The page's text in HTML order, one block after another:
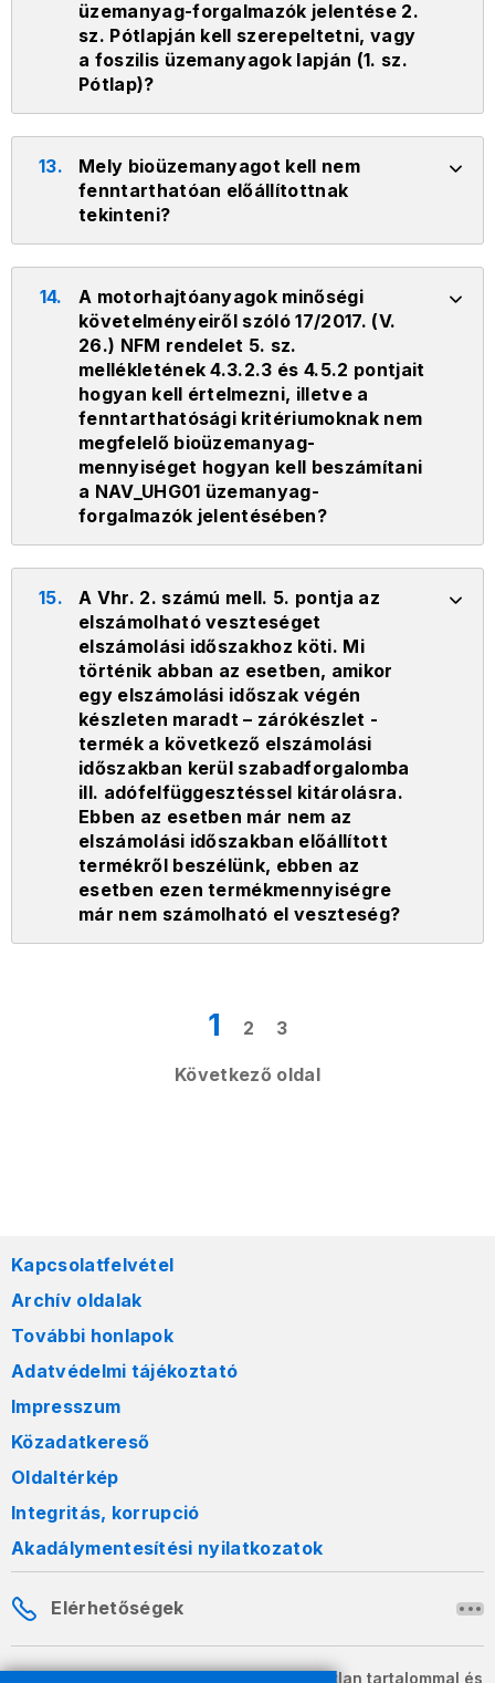
üzemanyag-forgalmazók jelentése 2.
sz. Pótlapján kell szerepeltetni, vagy
a foszilis üzemanyagok lapján (1. sz.
Pótlap)?
13.
Mely bioüzemanyagot kell nem
fenntarthatóan előállítottnak
tekinteni?
14.
A motorhajtóanyagok minőségi
követelményeiről szóló 17/2017. (V.
26.) NFM rendelet 5. sz.
mellékletének 4.3.2.3 és 4.5.2 pontjait
hogyan kell értelmezni, illetve a
fenntarthatósági kritériumoknak nem
megfelelő bioüzemanyag-
mennyiséget hogyan kell beszámítani
a NAV_UHG01 üzemanyag-
forgalmazók jelentésében?
15.
A Vhr. 2. számú mell. 5. pontja az
elszámolható veszteséget
elszámolási időszakhoz köti. Mi
történik abban az esetben, amikor
egy elszámolási időszak végén
készleten maradt – zárókészlet -
termék a következő elszámolási
időszakban kerül szabadforgalomba
ill. adófelfüggesztéssel kitárolásra.
Ebben az esetben már nem az
elszámolási időszakban előállított
termékről beszélünk, ebben az
esetben ezen termékmennyiségre
már nem számolható el veszteség?
1 2 3
Következő oldal
Kapcsolatfelvétel
Archív oldalak
További honlapok
Adatvédelmi tájékoztató
Impresszum
Közadatkereső
Oldaltérkép
Integritás, korrupció
Akadálymentesítési nyilatkozatok
Elérhetőségek
A honlapon szereplő információk változatlan tartalommal és